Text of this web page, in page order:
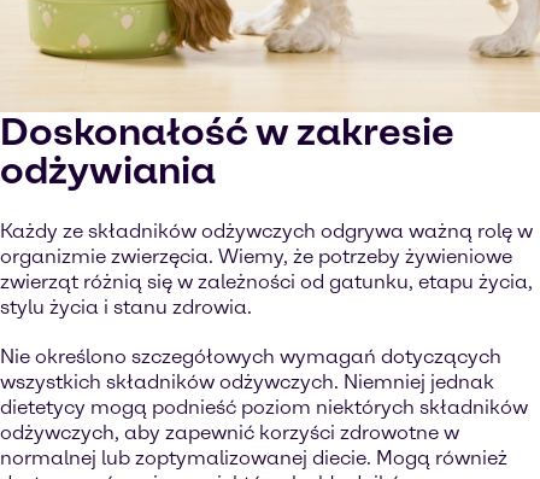
Doskonałość w zakresie
odżywiania
Każdy ze składników odżywczych odgrywa ważną rolę w
organizmie zwierzęcia. Wiemy, że potrzeby żywieniowe
zwierząt różnią się w zależności od gatunku, etapu życia,
stylu życia i stanu zdrowia.
Nie określono szczegółowych wymagań dotyczących
wszystkich składników odżywczych. Niemniej jednak
dietetycy mogą podnieść poziom niektórych składników
odżywczych, aby zapewnić korzyści zdrowotne w
normalnej lub zoptymalizowanej diecie. Mogą również